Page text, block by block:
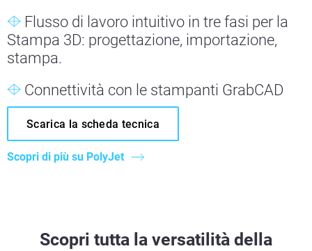
Flusso di lavoro intuitivo in tre fasi per la
Stampa 3D: progettazione, importazione,
stampa.
Connettività con le stampanti GrabCAD
Scarica la scheda tecnica
Scopri di più su PolyJet
Scopri tutta la versatilità della